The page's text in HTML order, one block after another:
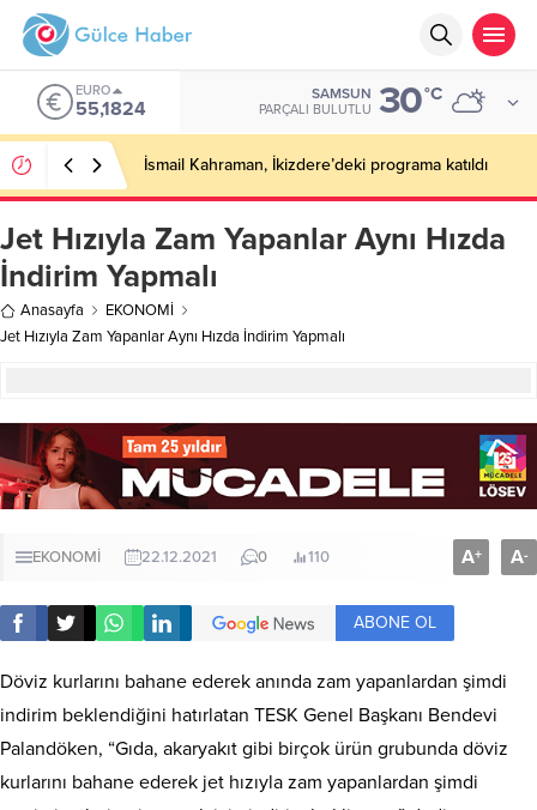
EURO
55,1824
SAMSUN
PARÇALI BULUTLU 30°C
İsmail Kahraman, İkizdere’deki programa katıldı
Jet Hızıyla Zam Yapanlar Aynı Hızda
İndirim Yapmalı
Anasayfa
EKONOMİ
Jet Hızıyla Zam Yapanlar Aynı Hızda İndirim Yapmalı
EKONOMİ 22.12.2021 0 110 A+ A-
ABONE OL
Döviz kurlarını bahane ederek anında zam yapanlardan şimdi
indirim beklendiğini hatırlatan TESK Genel Başkanı Bendevi
Palandöken, “Gıda, akaryakıt gibi birçok ürün grubunda döviz
kurlarını bahane ederek jet hızıyla zam yapanlardan şimdi